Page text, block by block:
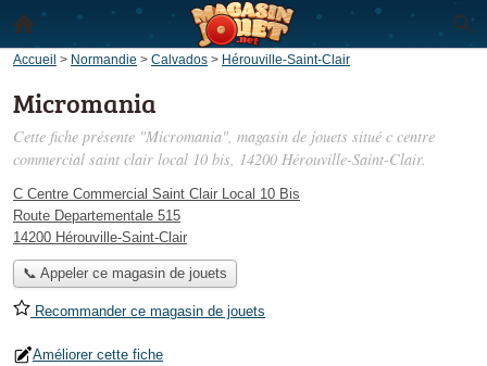
Accueil > Normandie > Calvados > Hérouville-Saint-Clair
Micromania
Cette fiche présente "Micromania", magasin de jouets situé c centre
commercial saint clair local 10 bis, 14200 Hérouville-Saint-Clair.
C Centre Commercial Saint Clair Local 10 Bis
Route Departementale 515
14200 Hérouville-Saint-Clair
📞 Appeler ce magasin de jouets
Recommander ce magasin de jouets
Améliorer cette fiche